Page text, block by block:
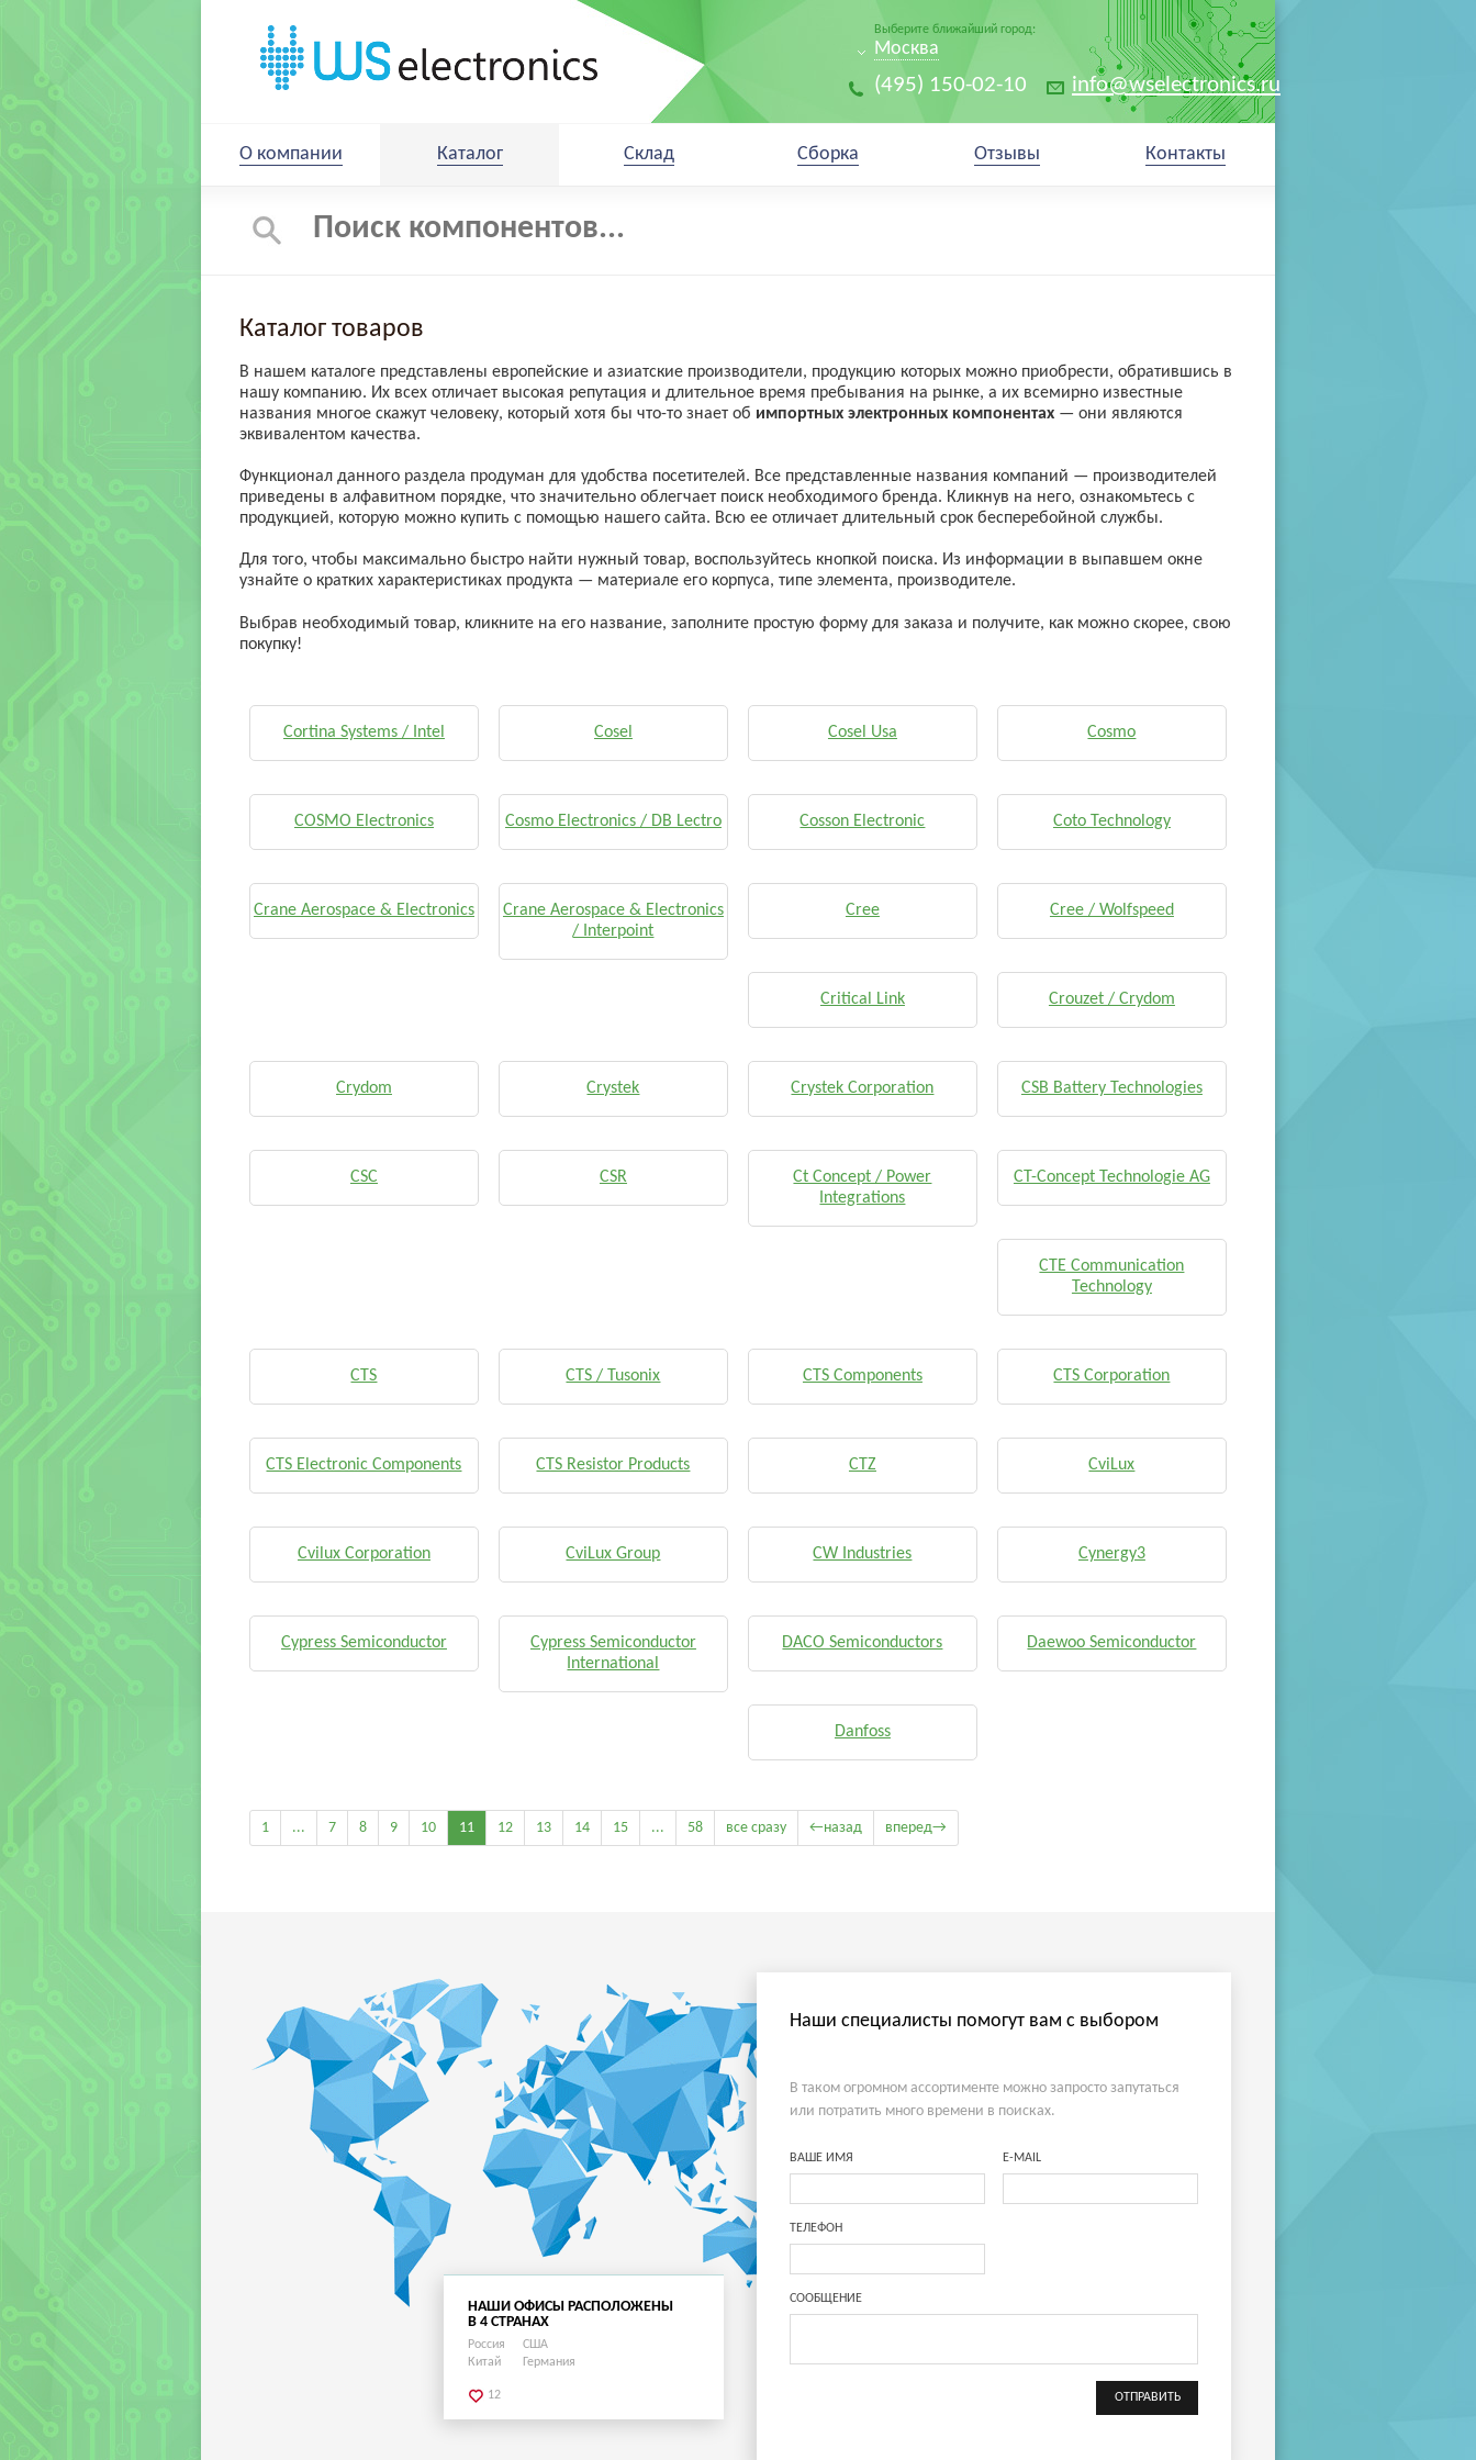
Выберите ближайший город:
Москва
(495) 150-02-10 info@wselectronics.ru
О компании Каталог Склад Сборка Отзывы Контакты
Каталог товаров
В нашем каталоге представлены европейские и азиатские производители, продукцию которых можно приобрести, обратившись в
нашу компанию. Их всех отличает высокая репутация и длительное время пребывания на рынке, а их всемирно известные
названия многое скажут человеку, который хотя бы что-то знает об импортных электронных компонентах — они являются
эквивалентом качества.
Функционал данного раздела продуман для удобства посетителей. Все представленные названия компаний — производителей
приведены в алфавитном порядке, что значительно облегчает поиск необходимого бренда. Кликнув на него, ознакомьтесь с
продукцией, которую можно купить с помощью нашего сайта. Всю ее отличает длительный срок бесперебойной службы.
Для того, чтобы максимально быстро найти нужный товар, воспользуйтесь кнопкой поиска. Из информации в выпавшем окне
узнайте о кратких характеристиках продукта — материале его корпуса, типе элемента, производителе.
Выбрав необходимый товар, кликните на его название, заполните простую форму для заказа и получите, как можно скорее, свою
покупку!
Cortina Systems / Intel Cosel Cosel Usa Cosmo
COSMO Electronics Cosmo Electronics / DB Lectro Cosson Electronic Coto Technology
Crane Aerospace & Electronics
Crane Aerospace & Electronics
/ Interpoint
Cree Cree / Wolfspeed
Critical Link Crouzet / Crydom
Crydom Crystek Crystek Corporation CSB Battery Technologies
CSC CSR
Ct Concept / Power
Integrations
CT-Concept Technologie AG
CTE Communication
Technology
CTS CTS / Tusonix CTS Components CTS Corporation
CTS Electronic Components CTS Resistor Products CTZ CviLux
Cvilux Corporation CviLux Group CW Industries Cynergy3
Cypress Semiconductor
Cypress Semiconductor
International
DACO Semiconductors Daewoo Semiconductor
Danfoss
1 ... 7 8 9 10 11 12 13 14 15 ... 58 все сразу ←назад вперед→
НАШИ ОФИСЫ РАСПОЛОЖЕНЫ
В 4 СТРАНАХ
Россия
Китай
США
Германия
12
Наши специалисты помогут вам с выбором
В таком огромном ассортименте можно запросто запутаться
или потратить много времени в поисках.
ВАШЕ ИМЯ E-MAIL
ТЕЛЕФОН
СООБЩЕНИЕ